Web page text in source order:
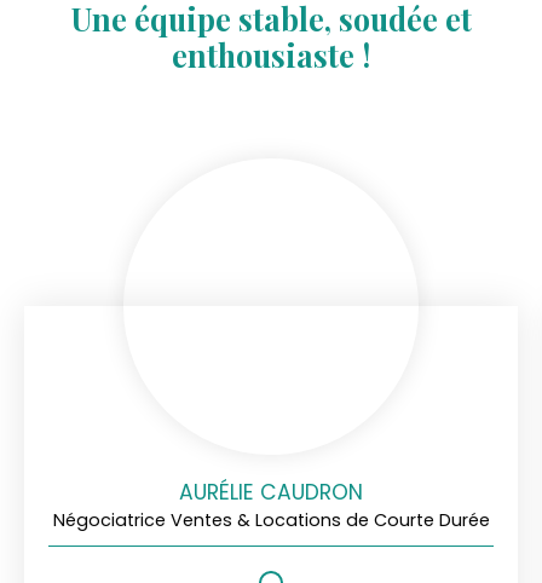
Une équipe stable, soudée et
enthousiaste !
AURÉLIE CAUDRON
Négociatrice Ventes & Locations de Courte Durée